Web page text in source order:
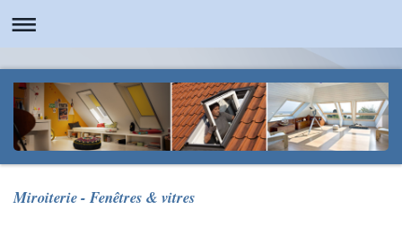
Miroiterie - Fenêtres & vitres